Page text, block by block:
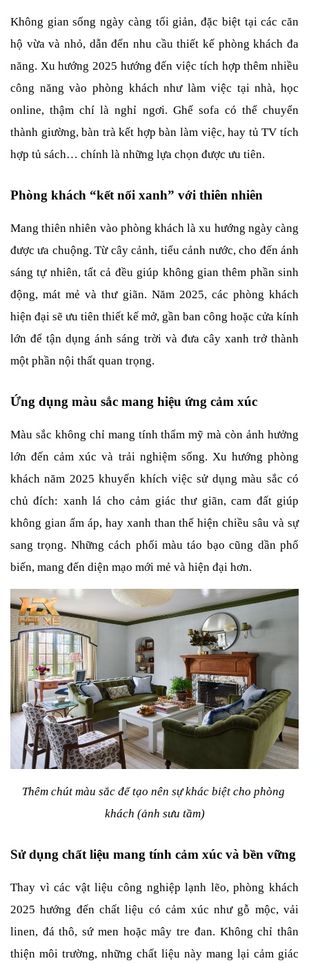
Không gian sống ngày càng tối giản, đặc biệt tại các căn
hộ vừa và nhỏ, dẫn đến nhu cầu thiết kế phòng khách đa
năng. Xu hướng 2025 hướng đến việc tích hợp thêm nhiều
công năng vào phòng khách như làm việc tại nhà, học
online, thậm chí là nghỉ ngơi. Ghế sofa có thể chuyển
thành giường, bàn trà kết hợp bàn làm việc, hay tủ TV tích
hợp tủ sách… chính là những lựa chọn được ưu tiên.
Phòng khách “kết nối xanh” với thiên nhiên
Mang thiên nhiên vào phòng khách là xu hướng ngày càng
được ưa chuộng. Từ cây cảnh, tiểu cảnh nước, cho đến ánh
sáng tự nhiên, tất cả đều giúp không gian thêm phần sinh
động, mát mẻ và thư giãn. Năm 2025, các phòng khách
hiện đại sẽ ưu tiên thiết kế mở, gần ban công hoặc cửa kính
lớn để tận dụng ánh sáng trời và đưa cây xanh trở thành
một phần nội thất quan trọng.
Ứng dụng màu sắc mang hiệu ứng cảm xúc
Màu sắc không chỉ mang tính thẩm mỹ mà còn ảnh hưởng
lớn đến cảm xúc và trải nghiệm sống. Xu hướng phòng
khách năm 2025 khuyến khích việc sử dụng màu sắc có
chủ đích: xanh lá cho cảm giác thư giãn, cam đất giúp
không gian ấm áp, hay xanh than thể hiện chiều sâu và sự
sang trọng. Những cách phối màu táo bạo cũng dần phổ
biến, mang đến diện mạo mới mẻ và hiện đại hơn.
Thêm chút màu sắc để tạo nên sự khác biệt cho phòng
khách (ảnh sưu tầm)
Sử dụng chất liệu mang tính cảm xúc và bền vững
Thay vì các vật liệu công nghiệp lạnh lẽo, phòng khách
2025 hướng đến chất liệu có cảm xúc như gỗ mộc, vải
linen, đá thô, sứ men hoặc mây tre đan. Không chỉ thân
thiện môi trường, những chất liệu này mang lại cảm giác